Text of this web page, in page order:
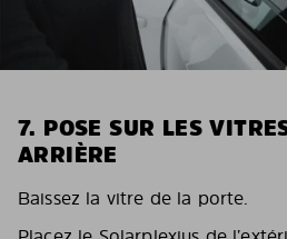
7. POSE SUR LES
ARRIÈRE
Baissez la vitre de la porte.